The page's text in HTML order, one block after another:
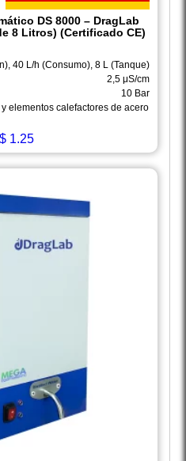
DS 8000 – DragLab
8 Litros) (Certificado CE)
40 L/h (Consumo), 8 L (Tanque)
2,5 μS/cm
10 Bar
elementos calefactores de acero
$ 1.25